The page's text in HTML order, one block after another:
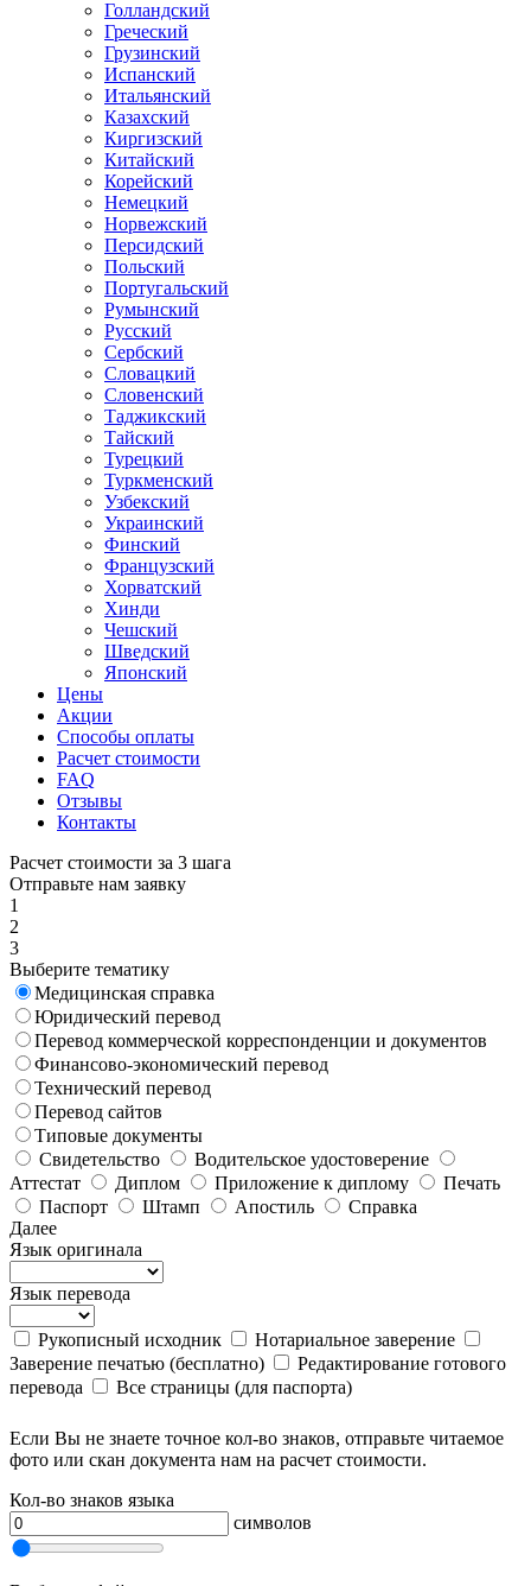
Голландский
Греческий
Грузинский
Испанский
Итальянский
Казахский
Киргизский
Китайский
Корейский
Немецкий
Норвежский
Персидский
Польский
Португальский
Румынский
Русский
Сербский
Словацкий
Словенский
Таджикский
Тайский
Турецкий
Туркменский
Узбекский
Украинский
Финский
Французский
Хорватский
Хинди
Чешский
Шведский
Японский
Цены
Акции
Способы оплаты
Расчет стоимости
FAQ
Отзывы
Контакты
Расчет стоимости за 3 шага
Отправьте нам заявку
1
2
3
Выберите тематику
Медицинская справка
Юридический перевод
Перевод коммерческой корреспонденции и документов
Финансово-экономический перевод
Технический перевод
Перевод сайтов
Типовые документы
Свидетельство
Водительское удостоверение
Аттестат
Диплом Приложение к диплому
Печать
Паспорт
Штамп Апостиль
Справка
Далее
Язык оригинала
Язык перевода
Рукописный исходник
Нотариальное заверение
Заверение печатью (бесплатно)
Редактирование готового
перевода
Все страницы (для паспорта)
Если Вы не знаете точное кол-во знаков, отправьте читаемое
фото или скан документа нам на расчет стоимости.
Кол-во знаков языка
символов